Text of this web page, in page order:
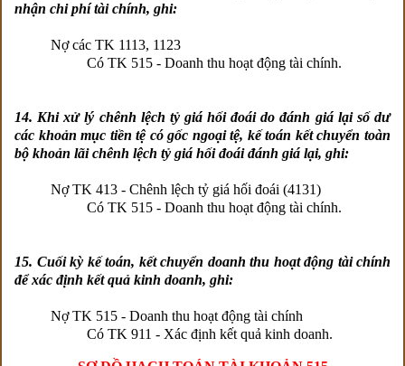
nhận chi phí tài chính, ghi:
Nợ các TK 1113, 1123
Có TK 515 - Doanh thu hoạt động tài chính.
14. Khi xử lý chênh lệch tỷ giá hối đoái do đánh giá lại số dư
các khoản mục tiền tệ có gốc ngoại tệ, kế toán kết chuyển toàn
bộ khoản lãi chênh lệch tỷ giá hối đoái đánh giá lại, ghi:
Nợ TK 413 - Chênh lệch tỷ giá hối đoái (4131)
Có TK 515 - Doanh thu hoạt động tài chính.
15. Cuối kỳ kế toán, kết chuyển doanh thu hoạt động tài chính
để xác định kết quả kinh doanh, ghi:
Nợ TK 515 - Doanh thu hoạt động tài chính
Có TK 911 - Xác định kết quả kinh doanh.